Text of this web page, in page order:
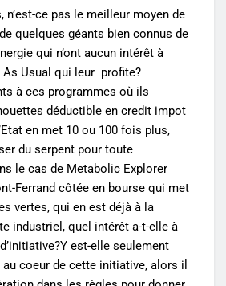
n’est-ce pas le meilleur moyen de
quelques géants bien connus de
qui n’ont aucun intérêt à
Usual qui leur profite?
à ces programmes où ils
déductible en credit impot
en met 10 ou 100 fois plus,
du serpent pour toute
le cas de Metabolic Explorer
Ferrand côtée en bourse qui met
vertes, qui en est déjà à la
industriel, quel intérêt a-t-elle à
est-elle seulement
coeur de cette initiative, alors il